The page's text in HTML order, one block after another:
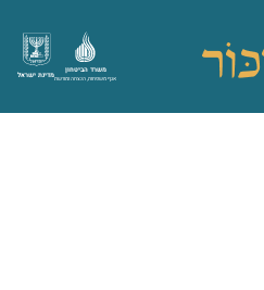
מדינת ישראל
משרד הביטחון
אגף משפחות, הנצחה ומורשת